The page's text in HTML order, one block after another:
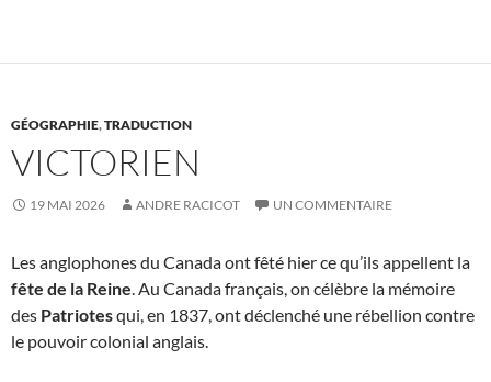
GÉOGRAPHIE,TRADUCTION
VICTORIEN
19 MAI 2026 ANDRE RACICOT UN COMMENTAIRE
Les anglophones du Canada ont fêté hier ce qu’ils appellent la
fête de la Reine. Au Canada français, on célèbre la mémoire
des Patriotesqui, en 1837, ont déclenché une rébellion contre
le pouvoir colonial anglais.